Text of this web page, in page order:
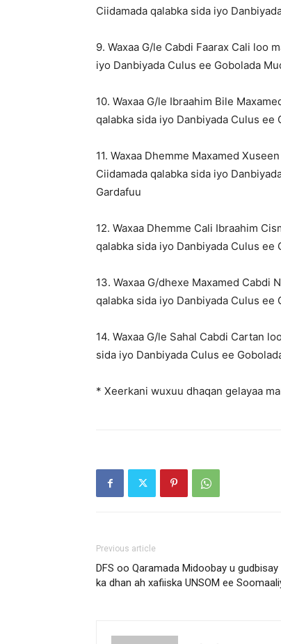
Ciidamada qalabka sida iyo
9. Waxaa G/le Cabdi Faarax Cali loo
iyo Danbiyada Culus ee Gobolada
10. Waxaa G/le Ibraahim Bile
qalabka sida iyo Danbiyada Culus ee
11. Waxaa Dhemme Maxamed
Ciidamada qalabka sida iyo
Gardafuu
12. Waxaa Dhemme Cali Ibraahim
qalabka sida iyo Danbiyada Culus ee
13. Waxaa G/dhexe Maxamed Cabdi
qalabka sida iyo Danbiyada Culus ee
14. Waxaa G/le Sahal Cabdi Cartan
sida iyo Danbiyada Culus ee
* Xeerkani wuxuu dhaqan gelayaa
Previous article
DFS oo Qaramada Midoobay u
ka dhan ah xafiiska UNSOM ee